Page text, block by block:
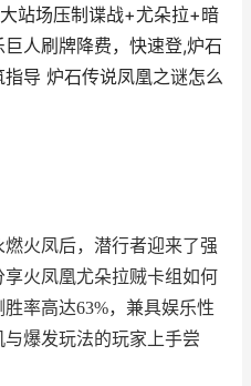
站场压制谍战+尤朵拉+暗
人刷牌降费，快速登,炉石
导 炉石传说凤凰之谜怎么
火凤后，潜行者迎来了强
火凤凰尤朵拉贼卡组如何
率高达63%，兼具娱乐性
爆发玩法的玩家上手尝